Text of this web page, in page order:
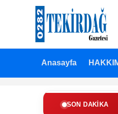
Anasayfa
SON DAKIKA
Refah Partisi’nde Muratlı ve